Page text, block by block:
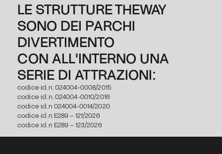
LE STRUTTURE THEWAY
SONO DEI PARCHI
DIVERTIMENTO
CON ALL'INTERNO UNA
SERIE DI ATTRAZIONI:
codice id. n. 024004-0008/2015
codice id. n. 024004-0010/2016
codice id. n 024004-0014/2020
codice id. n E289 – 121/2026
codice id. n E289 – 123/2026